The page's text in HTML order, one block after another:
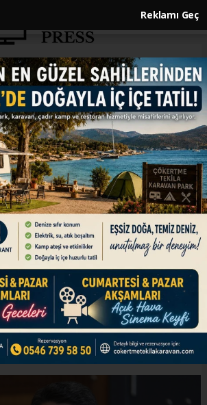
Reklamı Geç
Terörsüz Türkiye'yi
inşa edeceğiz
GÜNDEM
04:47, Güncelleme: 10.08.2025 - 04:47
Tunç, "Milletimizin
açtığı yolda
inşa edeceğiz ve Türkiye
geleceğimize, büyük
edeceğiz. Bundan hiç
dedi.
ABONE OL